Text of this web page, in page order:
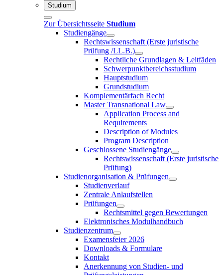
Studium
Zur Übersichtsseite Studium
Studiengänge
Rechtswissenschaft (Erste juristische
Prüfung /LL.B.)
Rechtliche Grundlagen & Leitfäden
Schwerpunktbereichsstudium
Hauptstudium
Grundstudium
Komplementärfach Recht
Master Transnational Law
Application Process and
Requirements
Description of Modules
Program Description
Geschlossene Studiengänge
Rechtswissenschaft (Erste juristische
Prüfung)
Studienorganisation & Prüfungen
Studienverlauf
Zentrale Anlaufstellen
Prüfungen
Rechtsmittel gegen Bewertungen
Elektronisches Modulhandbuch
Studienzentrum
Examensfeier 2026
Downloads & Formulare
Kontakt
Anerkennung von Studien- und